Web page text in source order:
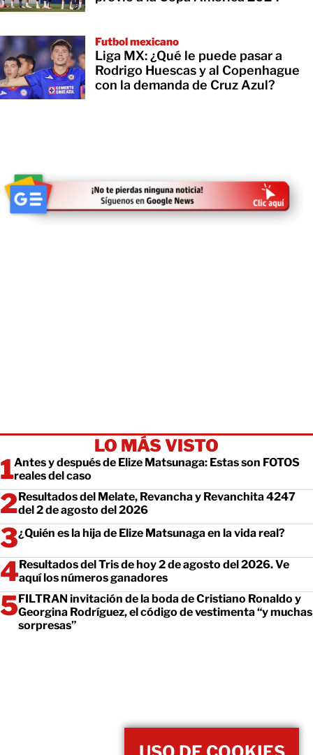
Futbol mexicano
Liga MX: ¿Qué le puede pasar a
Rodrigo Huescas y al Copenhague
con la demanda de Cruz Azul?
LO MÁS VISTO
Antes y después de Elize Matsunaga: Estas son FOTOS
reales del caso
Resultados del Melate, Revancha y Revanchita 4247
del 2 de agosto del 2026
¿Quién es la hija de Elize Matsunaga en la vida real?
Resultados del Tris de hoy 2 de agosto del 2026. Ve
aquí los números ganadores
FILTRAN invitación de la boda de Cristiano Ronaldo y
Georgina Rodríguez, el código de vestimenta “y muchas
sorpresas”